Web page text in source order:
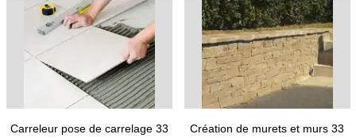
Carreleur pose de carrelage 33 Création de murets et murs 33